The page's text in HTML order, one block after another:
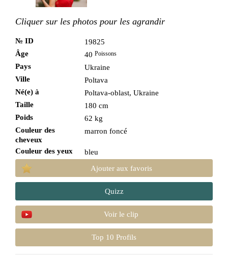
Cliquer sur les photos pour les agrandir
№ ID
19825
Âge
40 Poissons
Pays
Ukraine
Ville
Poltava
Né(e) à
Poltava-oblast, Ukraine
Taille
180 cm
Poids
62 kg
Couleur des
cheveux
marron foncé
Couleur des yeux
bleu
Ajouter aux favoris
Quizz
Voir le clip
Top 10 Profils